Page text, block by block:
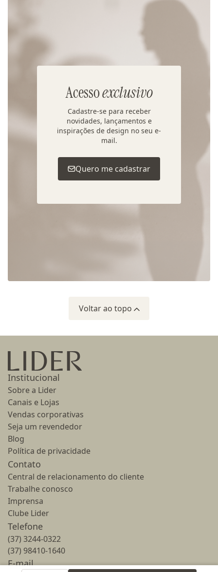
Acessoexclusivo
Cadastre-se para receber
novidades, lançamentos e
inspirações de design no seu e-
mail.
Quero me cadastrar
Voltar ao topo
Ir para a página inicial
Institucional
Sobre a Lider
Canais e Lojas
Vendas corporativas
Seja um revendedor
Blog
Política de privacidade
Contato
Central de relacionamento do cliente
Trabalhe conosco
Imprensa
Clube Lider
Telefone
(37) 3244-0322
(37) 98410-1640
E-mail